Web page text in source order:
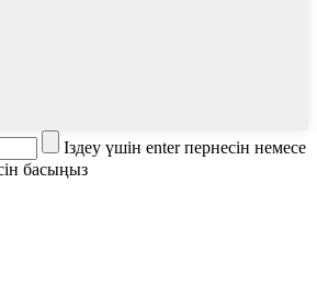
Іздеу үшін enter пернесін немесе
басыңыз